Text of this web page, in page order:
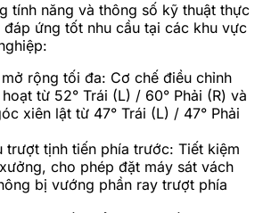
tính năng và thông số kỹ thuật thực
đáp ứng tốt nhu cầu tại các khu vực
rộng tối đa: Cơ chế điều chỉnh
từ 52° Trái (L) / 60° Phải (R) và
xiên lật từ 47° Trái (L) / 47° Phải
trượt tịnh tiến phía trước: Tiết kiệm
cho phép đặt máy sát vách
bị vướng phần ray trượt phía